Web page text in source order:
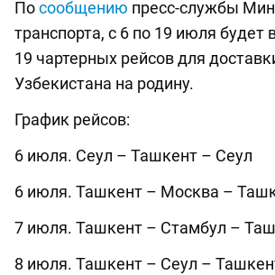
Посообщению пресс-службы
транспорта, с 6 по 19 июля
19 чартерных рейсов для
Узбекистана на родину.
График рейсов:
6 июля. Сеул – Ташкент – Сеул
6 июля. Ташкент – Москва –
7 июля. Ташкент – Стамбул –
8 июля. Ташкент – Сеул –